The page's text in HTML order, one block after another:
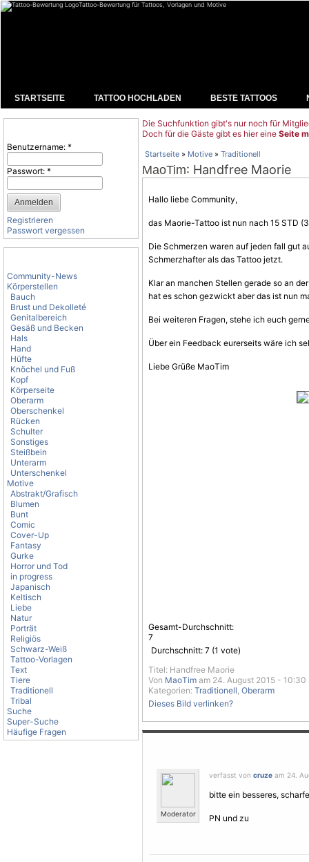
Tattoo-Bewertung für Tattoos, Vorlagen und Motive
STARTSEITE TATTOO HOCHLADEN BESTE TATTOOS
Benutzername: *
Passwort: *
Registrieren
Passwort vergessen
Community-News
Körperstellen
Bauch
Brust und Dekolleté
Genitalbereich
Gesäß und Becken
Hals
Hand
Hüfte
Knöchel und Fuß
Kopf
Körperseite
Oberarm
Oberschenkel
Rücken
Schulter
Sonstiges
Steißbein
Unterarm
Unterschenkel
Motive
Abstrakt/Grafisch
Blumen
Bunt
Comic
Cover-Up
Fantasy
Gurke
Horror und Tod
in progress
Japanisch
Keltisch
Liebe
Natur
Porträt
Religiös
Schwarz-Weiß
Tattoo-Vorlagen
Text
Tiere
Traditionell
Tribal
Suche
Super-Suche
Häufige Fragen
Die Suchfunktion gibt's nur noch für
Doch für die Gäste gibt es hier eine Seite
Startseite » Motive » Traditionell
MaoTim: Handfree Maorie
Hallo liebe Community,
das Maorie-Tattoo ist nun nach 15 STD
Die Schmerzen waren auf jeden fall gut
Schmerzhafter als das Tattoo jetzt.
Klar an manchen Stellen gerade so an
hat es schon gezwickt aber das ist nun
Bei weiteren Fragen, stehe ich euch
Über ein Feedback eurerseits wäre ich
Liebe Grüße MaoTim
Gesamt-Durchschnitt:
7
Durchschnitt: 7 (1 vote)
Titel: Handfree Maorie
Von MaoTim am 24. August 2015 - 10:30
Kategorien: Traditionell, Oberarm
Dieses Bild verlinken?
Moderator
verfasst von cruze am 24.
bitte ein besseres,
PN und zu